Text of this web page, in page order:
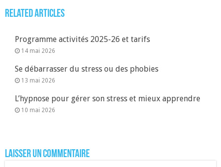
Related Articles
Programme activités 2025-26 et tarifs
14 mai 2026
Se débarrasser du stress ou des phobies
13 mai 2026
L’hypnose pour gérer son stress et mieux apprendre
10 mai 2026
Laisser un commentaire